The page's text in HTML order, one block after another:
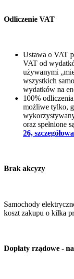
Odliczenie VAT
Ustawa o VAT
VAT od
używanymi
wszystkich
wydatków na
100%
możliwe tylko,
oraz spełnione
26,
Brak akcyzy
Samochody
koszt zakupu o kilka
Dopłaty rządowe -